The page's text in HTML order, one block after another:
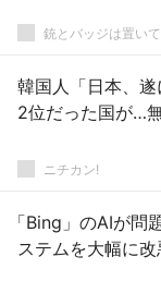
銃とバッジは置い
韓国人「日本、
2位だった国が…
ニチカン!
「Bing」のAIが
ステムを大幅に